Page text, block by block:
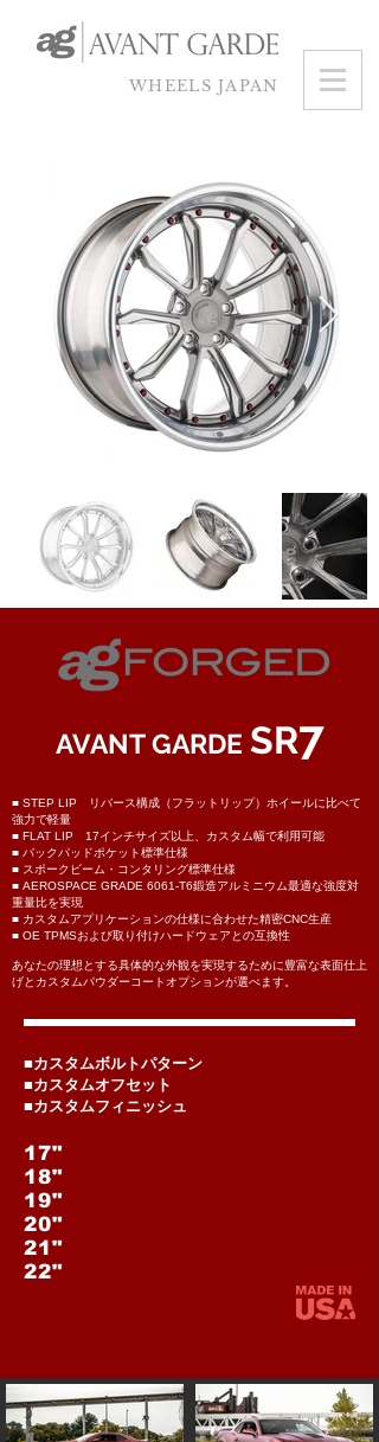
WHEELS JAPAN
AVANT GARDE SR7
■ STEP LIP リバース構成（フラットリップ）ホイールに比べて
強力で軽量
■ FLAT LIP 17インチサイズ以上、カスタム幅で利用可能
■ バックパッドポケット標準仕様
■ スポークビーム・コンタリング標準仕様
■ AEROSPACE GRADE 6061-T6鍛造アルミニウム最適な強度対
重量比を実現
■ カスタムアプリケーションの仕様に合わせた精密CNC生産
■ OE TPMSおよび取り付けハードウェアとの互換性
あなたの理想とする具体的な外観を実現するために豊富な表面仕上
げとカスタムパウダーコートオプションが選べます。
■カスタムボルトパターン
■カスタムオフセット
■カスタムフィニッシュ
17"
18"
19"
20"
21"
22"